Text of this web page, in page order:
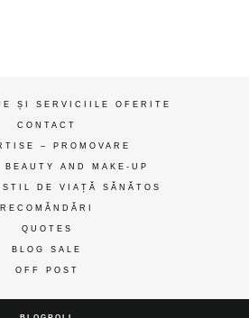
ȘI SERVICIILE OFERITE
CONTACT
– PROMOVARE
BEAUTY AND MAKE-UP
DE VIAȚĂ SĂNĂTOS
RECOMĂNDĂRI
QUOTES
BLOG SALE
OFF POST